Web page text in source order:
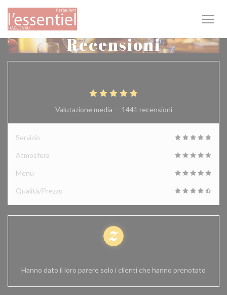
Personalizzazione delle tue scelte sui cookie
Recensioni
Valutazione media — 1441 recensioni
Servizio
Atmosfera
Menu
Qualità/Prezzo
Hanno dato il loro parere solo i clienti che hanno prenotato